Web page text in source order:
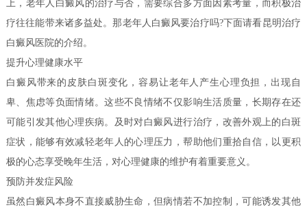
上，老年人白癜风的治疗与否，需要综合多方面因素考量，而积极治
疗往往能带来诸多益处。那老年人白癜风要治疗吗?下面请看昆明治疗
白癜风医院的介绍。
提升心理健康水平
白癜风带来的皮肤白斑变化，容易让老年人产生心理负担，出现自
卑、焦虑等负面情绪。这些不良情绪不仅影响生活质量，长期存在还
可能引发其他心理疾病。及时对白癜风进行治疗，改善外观上的白斑
症状，能够有效减轻老年人的心理压力，帮助他们重拾自信，以更积
极的心态享受晚年生活，对心理健康的维护有着重要意义。
预防并发症风险
虽然白癜风本身不直接威胁生命，但病情若不加控制，可能诱发其他